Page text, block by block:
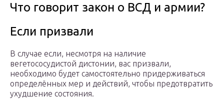
Что говорит закон о ВСД и армии?
Если призвали
В случае если, несмотря на наличие
вегетососудистой дистонии, вас призвали,
необходимо будет самостоятельно придерживаться
определённых мер и действий, чтобы предотвратить
ухудшение состояния.